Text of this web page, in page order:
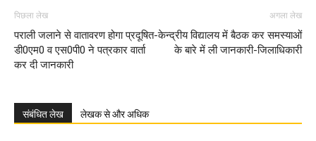
पिछला लेख
पराली जलाने से वातावरण होगा प्रदूषित-
डी0एम0 व एस0पी0 ने पत्रकार वार्ता
कर दी जानकारी
अगला लेख
केन्द्रीय विद्यालय में बैठक कर समस्याओं
के बारे में ली जानकारी-जिलाधिकारी
संबंधित लेख लेखक से और अधिक